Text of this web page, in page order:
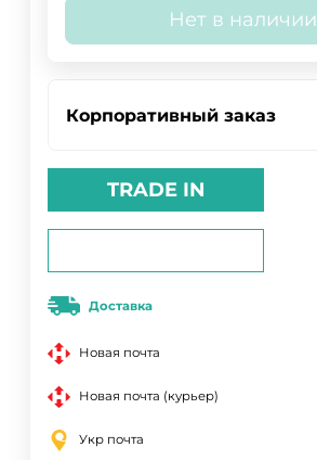
Нет в наличии
Корпоративный заказ
TRADE IN
Доставка
Новая почта
Новая почта (курьер)
Укр почта